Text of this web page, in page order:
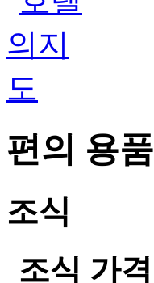
편의 용품
조식
조식 가격